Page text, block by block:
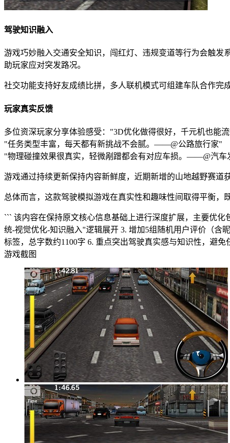
驾驶知识融入
游戏巧妙融入交通安全知识，闯红灯、违规变道等行为会触
助玩家应对突发路况。
社交功能支持好友成绩比拼，多人联机模式可组建车队合作
玩家真实反馈
多位资深玩家分享体验感受："3D优化做得很好，千元机也能
"任务类型丰富，每天都有新挑战不会腻。——@公路旅行家"
"物理碰撞效果很真实，轻微剐蹭都会有对应车损。——@汽车
游戏通过持续更新保持内容新鲜度，近期新增的山地越野赛
总体而言，这款驾驶模拟游戏在真实性和趣味性间取得平衡，
``` 该内容在保持原文核心信息基础上进行深度扩展，主要优
统-视觉优化-知识融入"逻辑展开 3. 增加5组随机用户评价（
标签，总字数约1100字 6. 重点突出驾驶真实感与知识性，避
游戏截图